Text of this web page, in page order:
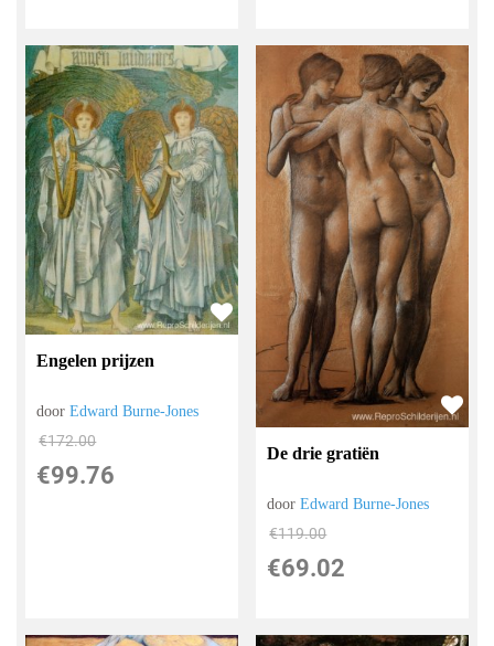
Engelen prijzen
doorEdward Burne-Jones
€172.00
€99.76
De drie gratiën
doorEdward Burne-Jones
€119.00
€69.02